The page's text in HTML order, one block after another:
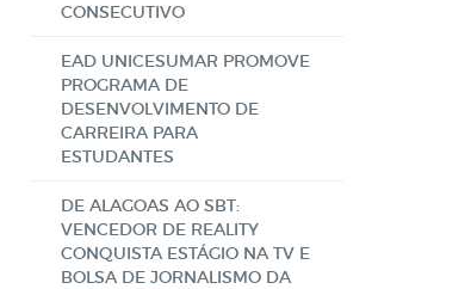
CONSECUTIVO
EAD UNICESUMAR PROMOVE
PROGRAMA DE
DESENVOLVIMENTO DE
CARREIRA PARA
ESTUDANTES
DE ALAGOAS AO SBT:
VENCEDOR DE REALITY
CONQUISTA ESTÁGIO NA TV E
BOLSA DE JORNALISMO DA